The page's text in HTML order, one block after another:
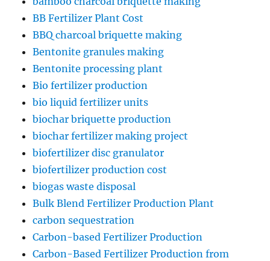
BB Fertilizer Plant Cost
BBQ charcoal briquette making
Bentonite granules making
Bentonite processing plant
Bio fertilizer production
bio liquid fertilizer units
biochar briquette production
biochar fertilizer making project
biofertilizer disc granulator
biofertilizer production cost
biogas waste disposal
Bulk Blend Fertilizer Production Plant
carbon sequestration
Carbon-based Fertilizer Production
Carbon-Based Fertilizer Production from